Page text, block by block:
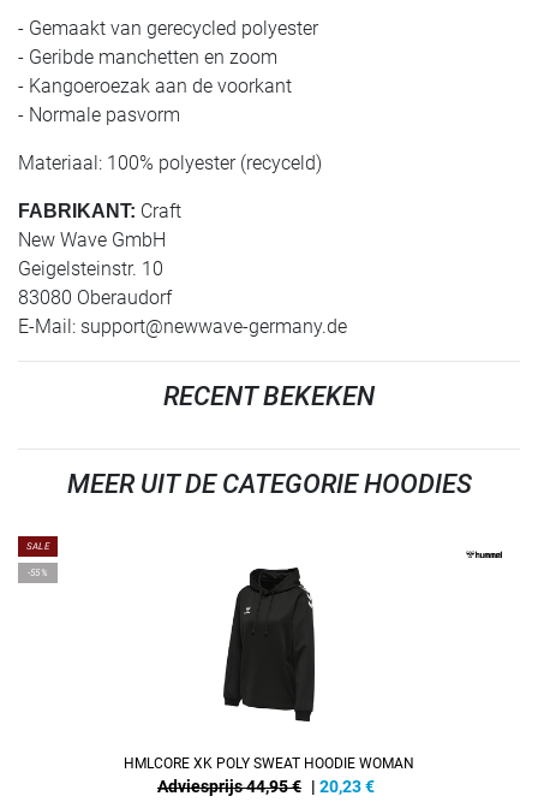
- Gemaakt van gerecycled polyester
- Geribde manchetten en zoom
- Kangoeroezak aan de voorkant
- Normale pasvorm
Materiaal: 100% polyester (recyceld)
FABRIKANT: Craft
New Wave GmbH
Geigelsteinstr. 10
83080 Oberaudorf
E-Mail: support@newwave-germany.de
RECENT BEKEKEN
MEER UIT DE CATEGORIE HOODIES
SALE
-55%
HMLCORE XK POLY SWEAT HOODIE WOMAN
Adviesprijs 44,95 € | 20,23€